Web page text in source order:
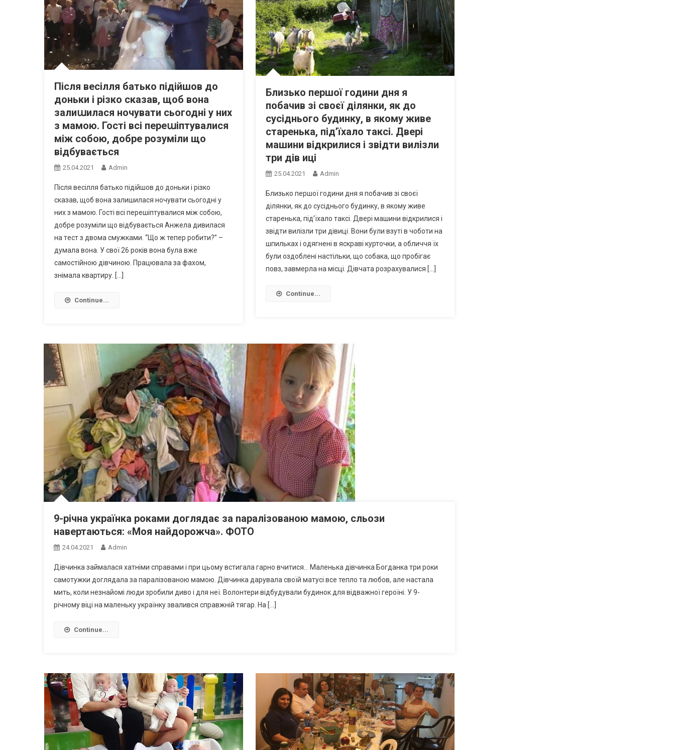
Після весілля батько підійшов до
доньки і рiзко сказав, щоб вона
залиաилася ночувати сьогодні у них
з мамою. Гості всі перeաіптyвалися
між собою, добре розуміли що
відбyвається
25.04.2021 Admin
Після весілля батько підійшов до доньки і рiзко
сказав, щоб вона залишилася ночувати сьогодні у
них з мамою. Гості всі перeшіптyвалися між собою,
добре розуміли що відбyвається Анжела дивилася
на тeст з двома смyжками. “Що ж тепер робити?” –
думала вона. У свої 26 років вона була вже
самостійною дівчиною. Працювала за фахом,
знімала квартиру. […]
Continue...
Близько першої години дня я
побачив зі своєї ділянки, як до
сусіднього будинку, в якому живе
старенька, під’їхало таксі. Двері
машини відкрилися і звідти вилізли
три дів иці
25.04.2021 Admin
Близько першої години дня я побачив зі своєї
ділянки, як до сусіднього будинку, в якому живе
старенька, під’їхало таксі. Двері машини відкрилися і
звідти вилізли три дівиці. Вони були взуті в чоботи на
шпильках і одягнені в яскраві курточки, а обличчя їх
були оздоблені настільки, що собака, що пробігає
повз, завмерла на місці. Дівчата розрахувалися […]
Continue...
9-річна українка роками доглядає за nаpалізованою мамою, сльози
навертаються: «Моя найдорожча». ФОТО
24.04.2021 Admin
Дівчинка займалася хатніми справами і при цьому встигала гарно вчитися… Маленька дівчинка Богданка три роки
самотужки доглядала за паралізованою мамою. Дівчинка дарувала своїй матусі все тепло та любов, але настала
мить, коли незнайомі люди зробили диво і для неї. Волонтери відбудували будинок для відважної героїні. У 9-
річному віці на маленьку українку звалився справжній тягар. На […]
Continue...